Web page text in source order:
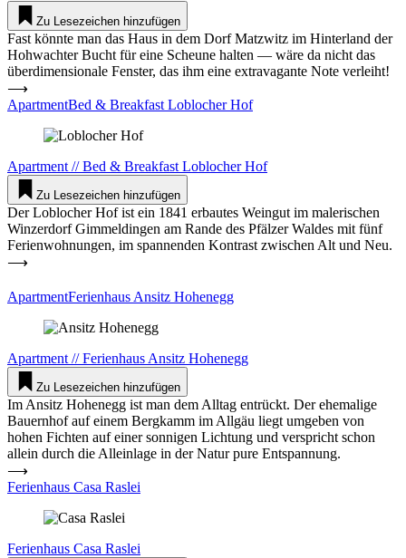
Zu Lesezeichen hinzufügen
Fast könnte man das Haus in dem Dorf Matzwitz im Hin­terland der
Hoh­wachter Bucht für eine Scheune halten — wäre da nicht das
über­di­men­sionale Fenster, das ihm eine extra­va­gante Note ver­leiht!
⟶
Apart­mentBed & Breakfast Lob­locher Hof
Apartment //Bed & Breakfast Lob­locher Hof
Zu Lesezeichen hinzufügen
Der Lob­locher Hof ist ein 1841 erbautes Weingut im male­ri­schen
Win­zerdorf Gim­mel­dingen am Rande des Pfälzer Waldes mit fünf
Feri­en­woh­nungen, im span­nenden Kon­trast zwi­schen Alt und Neu.
⟶
Apart­ment­Fe­ri­enhaus Ansitz Hohenegg
Apartment //Feri­enhaus Ansitz Hohenegg
Zu Lesezeichen hinzufügen
Im Ansitz Hohenegg ist man dem Alltag ent­rückt. Der ehe­malige
Bau­ernhof auf einem Bergkamm im Allgäu liegt umgeben von
hohen Fichten auf einer son­nigen Lichtung und ver­spricht schon
allein durch die Alleinlage in der Natur pure Ent­spannung.
⟶
Feri­enhaus Casa Raslei
Feri­enhaus Casa Raslei